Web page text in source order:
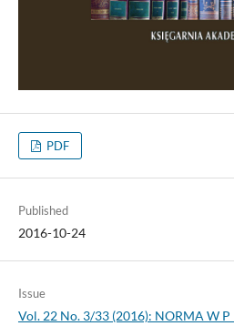
PDF
Published
2016-10-24
Issue
Vol. 22 No. 3/33 (2016): NORMA W P